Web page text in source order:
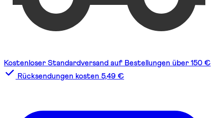
Kostenloser Standardversand auf Bestellungen über 150 €
Rücksendungen kosten 5,49 €